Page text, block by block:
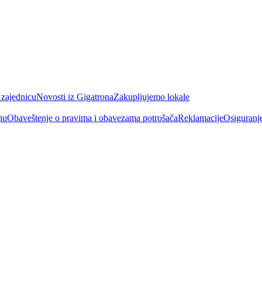
Novosti iz GigatronaZakupljujemo lokale
Obaveštenje o pravima i obavezama potrošačaReklamacije